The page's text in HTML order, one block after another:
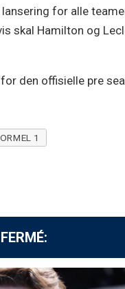
for alle
skal Hamilton og
den offisielle pre
1